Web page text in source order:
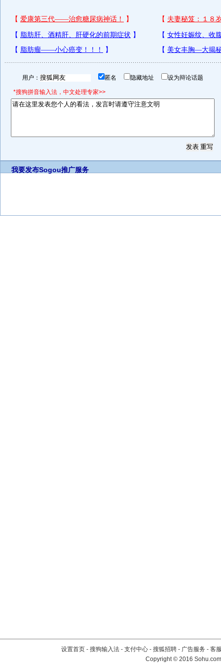
用户： 匿名 隐藏地址 设为辩论话题
*搜狗拼音输入法，中文处理专家>>
我要发布Sogou推广服务
设置首页 - 搜狗输入法 - 支付中心 - 搜狐招聘 - 广告服务 - 客
Copyright©2016